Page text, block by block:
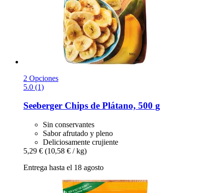
2 Opciones
5.0 (1)
Seeberger Chips de Plátano, 500 g
Sin conservantes
Sabor afrutado y pleno
Deliciosamente crujiente
5,29 € (10,58 € / kg)
Entrega hasta el 18 agosto